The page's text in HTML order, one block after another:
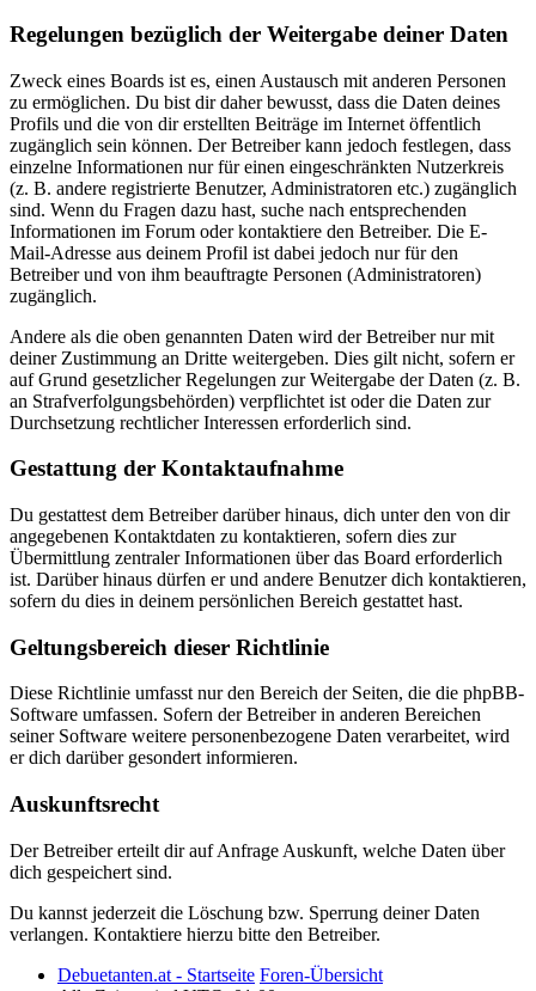
Regelungen bezüglich der Weitergabe deiner Daten
Zweck eines Boards ist es, einen Austausch mit anderen Personen
zu ermöglichen. Du bist dir daher bewusst, dass die Daten deines
Profils und die von dir erstellten Beiträge im Internet öffentlich
zugänglich sein können. Der Betreiber kann jedoch festlegen, dass
einzelne Informationen nur für einen eingeschränkten Nutzerkreis
(z. B. andere registrierte Benutzer, Administratoren etc.) zugänglich
sind. Wenn du Fragen dazu hast, suche nach entsprechenden
Informationen im Forum oder kontaktiere den Betreiber. Die E-
Mail-Adresse aus deinem Profil ist dabei jedoch nur für den
Betreiber und von ihm beauftragte Personen (Administratoren)
zugänglich.
Andere als die oben genannten Daten wird der Betreiber nur mit
deiner Zustimmung an Dritte weitergeben. Dies gilt nicht, sofern er
auf Grund gesetzlicher Regelungen zur Weitergabe der Daten (z. B.
an Strafverfolgungsbehörden) verpflichtet ist oder die Daten zur
Durchsetzung rechtlicher Interessen erforderlich sind.
Gestattung der Kontaktaufnahme
Du gestattest dem Betreiber darüber hinaus, dich unter den von dir
angegebenen Kontaktdaten zu kontaktieren, sofern dies zur
Übermittlung zentraler Informationen über das Board erforderlich
ist. Darüber hinaus dürfen er und andere Benutzer dich kontaktieren,
sofern du dies in deinem persönlichen Bereich gestattet hast.
Geltungsbereich dieser Richtlinie
Diese Richtlinie umfasst nur den Bereich der Seiten, die die phpBB-
Software umfassen. Sofern der Betreiber in anderen Bereichen
seiner Software weitere personenbezogene Daten verarbeitet, wird
er dich darüber gesondert informieren.
Auskunftsrecht
Der Betreiber erteilt dir auf Anfrage Auskunft, welche Daten über
dich gespeichert sind.
Du kannst jederzeit die Löschung bzw. Sperrung deiner Daten
verlangen. Kontaktiere hierzu bitte den Betreiber.
Debuetanten.at - Startseite Foren-Übersicht